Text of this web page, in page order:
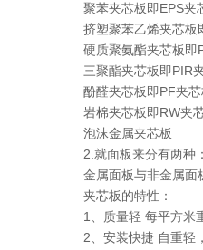
聚苯夹芯板即EPS夹
挤塑聚苯乙烯夹芯板
硬质聚氨酯夹芯板即
三聚酯夹芯板即PIR
酚醛夹芯板即PF夹芯
岩棉夹芯板即RW夹芯
泡沫金属夹芯板
2.就面板来分有两种：
金属面板与非金属面
夹芯板的特性：
1、质量轻 每平方米
2、安装快捷 自重轻